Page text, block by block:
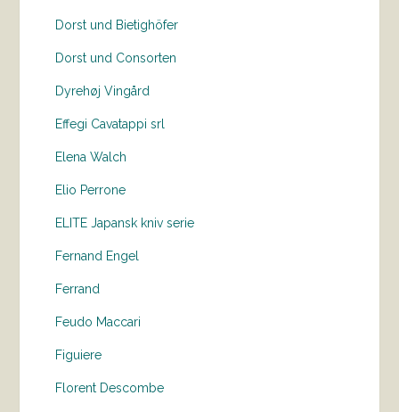
Dorst und Bietighöfer
Dorst und Consorten
Dyrehøj Vingård
Effegi Cavatappi srl
Elena Walch
Elio Perrone
ELITE Japansk kniv serie
Fernand Engel
Ferrand
Feudo Maccari
Figuiere
Florent Descombe